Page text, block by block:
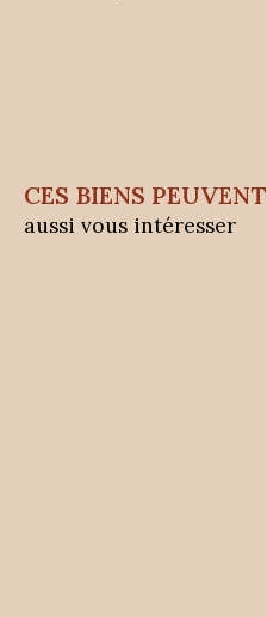
CES BIENS PEUVENT
aussi vous intéresser